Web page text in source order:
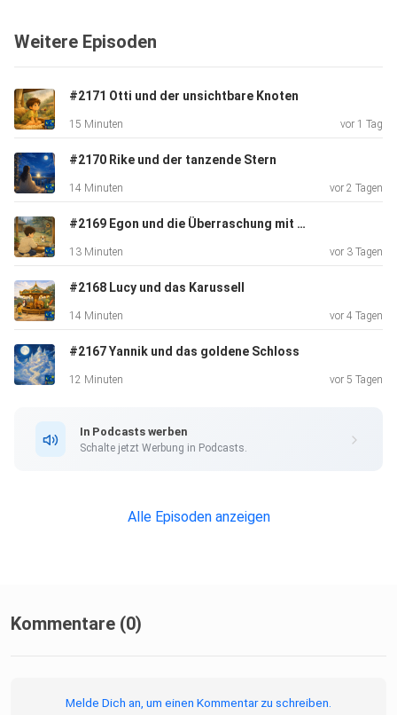
Gute-Nacht-Geschichte aus Ab ins Bett mit Marco König
traumhaftes Abenteuer über den Wolken.
Weitere Episoden
#2171 Otti und der unsichtbare Knoten
15 Minuten vor 1 Tag
#2170 Rike und der tanzende Stern
14 Minuten vor 2 Tagen
#2169 Egon und die Überraschung mit der Stupsnase
13 Minuten vor 3 Tagen
#2168 Lucy und das Karussell
14 Minuten vor 4 Tagen
#2167 Yannik und das goldene Schloss
12 Minuten vor 5 Tagen
In Podcasts werben
Schalte jetzt Werbung in Podcasts.
Alle Episoden anzeigen
Kommentare (0)
Melde Dich an, um einen Kommentar zu schreiben.